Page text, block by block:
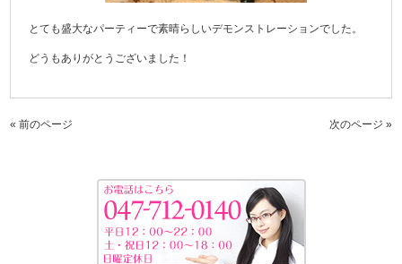
とても盛大なパーティーで素晴らしいデモンストレーションでした。
どうもありがとうございました！
« 前のページ 次のページ »